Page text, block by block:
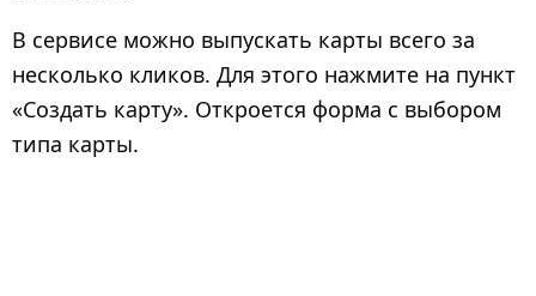
В сервисе можно выпускать карты всего за
несколько кликов. Для этого нажмите на пункт
«Создать карту». Откроется форма с выбором
типа карты.